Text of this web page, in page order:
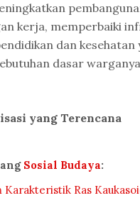
kerja, memperbaiki
dan kesehatan
dasar
yang Terencana
Sosial Budaya:
Ras